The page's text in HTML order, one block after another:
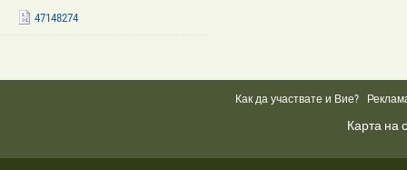
47148274
Как да участвате и Вие?
Карта на